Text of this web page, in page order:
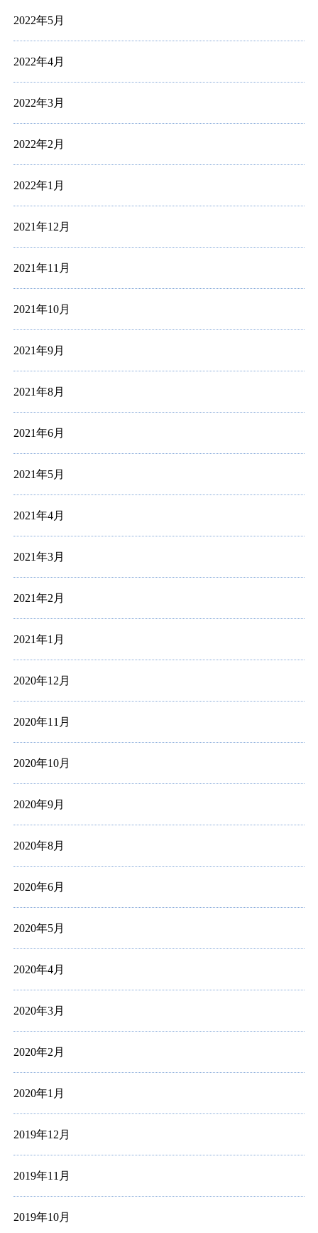
2022年5月
2022年4月
2022年3月
2022年2月
2022年1月
2021年12月
2021年11月
2021年10月
2021年9月
2021年8月
2021年6月
2021年5月
2021年4月
2021年3月
2021年2月
2021年1月
2020年12月
2020年11月
2020年10月
2020年9月
2020年8月
2020年6月
2020年5月
2020年4月
2020年3月
2020年2月
2020年1月
2019年12月
2019年11月
2019年10月